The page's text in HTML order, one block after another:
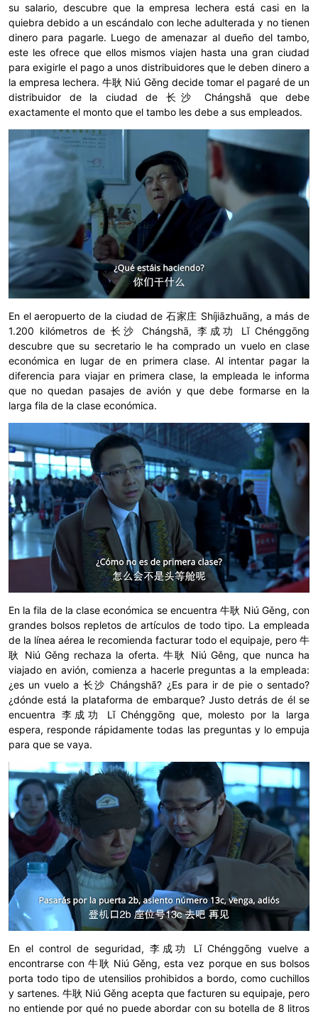
su salario, descubre que la empresa lechera está casi en la
quiebra debido a un escándalo con leche adulterada y no tienen
dinero para pagarle. Luego de amenazar al dueño del tambo,
este les ofrece que ellos mismos viajen hasta una gran ciudad
para exigirle el pago a unos distribuidores que le deben dinero a
la empresa lechera. 牛耿 Niú Gěng decide tomar el pagaré de un
distribuidor de la ciudad de 长沙 Chángshā que debe
exactamente el monto que el tambo les debe a sus empleados.
En el aeropuerto de la ciudad de 石家庄 Shíjiāzhuāng, a más de
1.200 kilómetros de 长沙 Chángshā, 李成功 Lǐ Chénggōng
descubre que su secretario le ha comprado un vuelo en clase
económica en lugar de en primera clase. Al intentar pagar la
diferencia para viajar en primera clase, la empleada le informa
que no quedan pasajes de avión y que debe formarse en la
larga fila de la clase económica.
En la fila de la clase económica se encuentra 牛耿 Niú Gěng, con
grandes bolsos repletos de artículos de todo tipo. La empleada
de la línea aérea le recomienda facturar todo el equipaje, pero 牛
耿 Niú Gěng rechaza la oferta. 牛耿 Niú Gěng, que nunca ha
viajado en avión, comienza a hacerle preguntas a la empleada:
¿es un vuelo a 长沙 Chángshā? ¿Es para ir de pie o sentado?
¿dónde está la plataforma de embarque? Justo detrás de él se
encuentra 李成功 Lǐ Chénggōng que, molesto por la larga
espera, responde rápidamente todas las preguntas y lo empuja
para que se vaya.
En el control de seguridad, 李成功 Lǐ Chénggōng vuelve a
encontrarse con 牛耿 Niú Gěng, esta vez porque en sus bolsos
porta todo tipo de utensilios prohibidos a bordo, como cuchillos
y sartenes. 牛耿 Niú Gěng acepta que facturen su equipaje, pero
no entiende por qué no puede abordar con su botella de 8 litros